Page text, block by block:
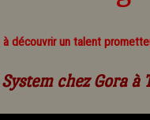
découvrir un talent
chez Gora à